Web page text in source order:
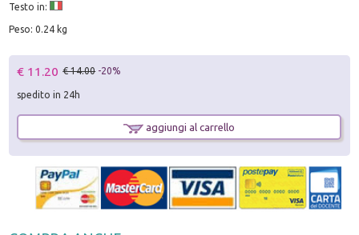
Testo in:
Peso: 0.24 kg
€ 11.20 € 14.00 -20%
spedito in 24h
aggiungi al carrello